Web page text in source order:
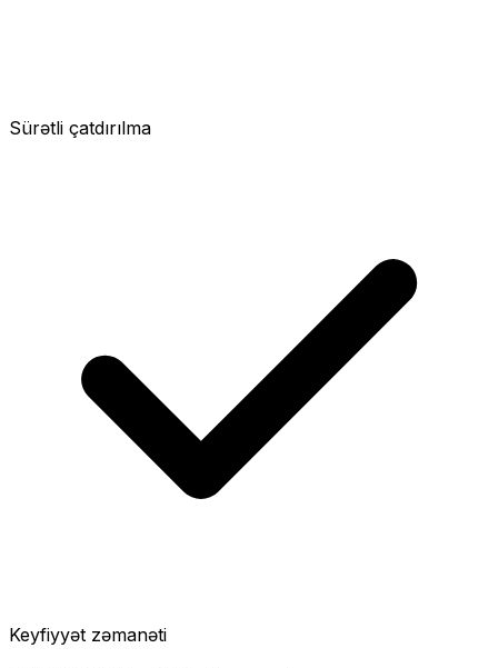
Sürətli çatdırılma
Keyfiyyət zəmanəti